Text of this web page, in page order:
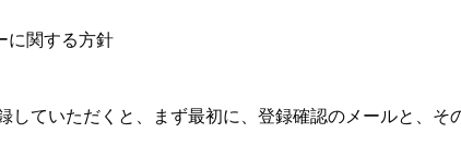
に関する方針
ていただくと、まず最初に、登録確認のメールと、そ